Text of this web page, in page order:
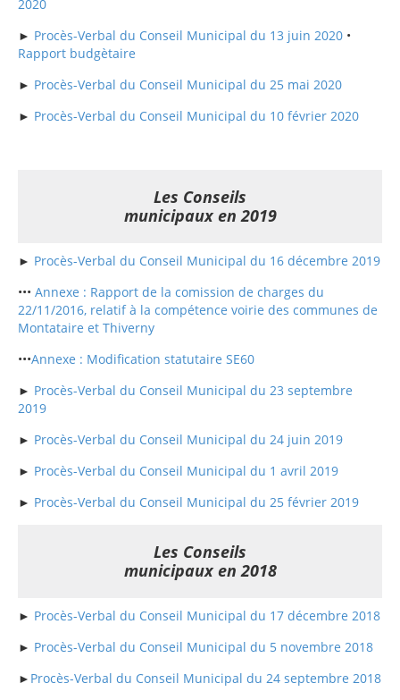
2020
► Procès-Verbal du Conseil Municipal du 13 juin 2020 •
Rapport budgètaire
► Procès-Verbal du Conseil Municipal du 25 mai 2020
► Procès-Verbal du Conseil Municipal du 10 février 2020
Les Conseils
municipaux en 2019
► Procès-Verbal du Conseil Municipal du 16 décembre 2019
••• Annexe : Rapport de la comission de charges du
22/11/2016, relatif à la compétence voirie des communes de
Montataire et Thiverny
•••Annexe : Modification statutaire SE60
► Procès-Verbal du Conseil Municipal du 23 septembre
2019
► Procès-Verbal du Conseil Municipal du 24 juin 2019
► Procès-Verbal du Conseil Municipal du 1 avril 2019
► Procès-Verbal du Conseil Municipal du 25 février 2019
Les Conseils
municipaux en 2018
► Procès-Verbal du Conseil Municipal du 17 décembre 2018
► Procès-Verbal du Conseil Municipal du 5 novembre 2018
► Procès-Verbal du Conseil Municipal du 24 septembre 2018